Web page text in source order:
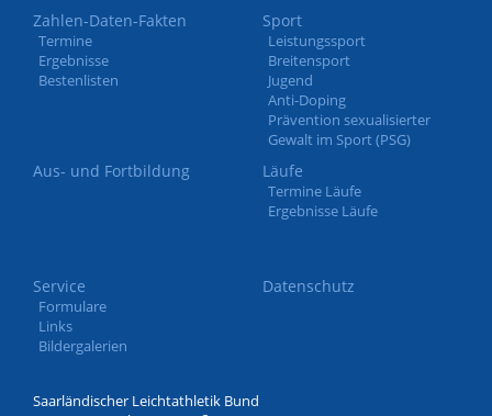
Zahlen-Daten-Fakten
Termine
Ergebnisse
Bestenlisten
Sport
Leistungssport
Breitensport
Jugend
Anti-Doping
Prävention sexualisierter
Gewalt im Sport (PSG)
Aus- und Fortbildung Läufe
Termine Läufe
Ergebnisse Läufe
Service
Formulare
Links
Bildergalerien
Datenschutz
Saarländischer Leichtathletik Bund